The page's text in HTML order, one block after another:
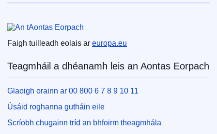
Faigh tuilleadh eolais ar europa.eu
Teagmháil a dhéanamh leis an Aontas Eorpach
Glaoigh orainn ar 00 800 6 7 8 9 10 11
Úsáid roghanna gutháin eile
Scríobh chugainn tríd an bhfoirm theagmhála